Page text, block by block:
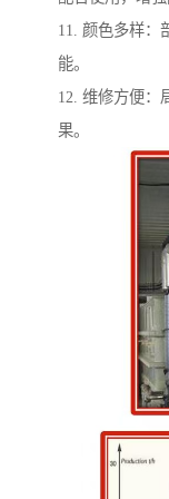
11. 颜色多样：
能。
12. 维修方便：
果。